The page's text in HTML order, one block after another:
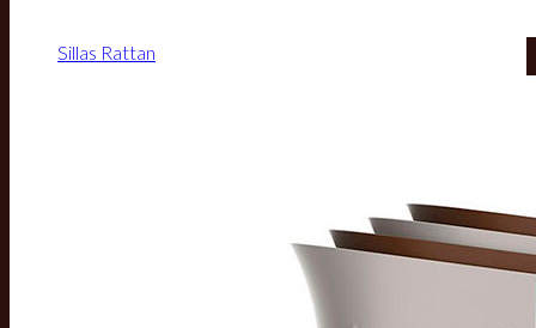
Sillas Rattan